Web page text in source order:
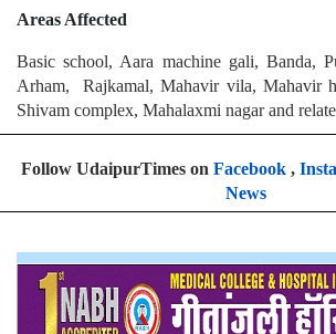
Areas Affected
Basic school, Aara machine gali, Banda,
Arham, Rajkamal, Mahavir vila, Mahavir
Shivam complex, Mahalaxmi nagar and
Follow UdaipurTimes on Facebook,
News